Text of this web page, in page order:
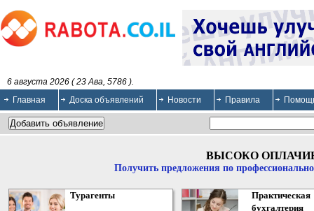
6 августа 2026 ( 23 Ава, 5786 ).
Главная
Доска объявлений Новости Правила
ВЫСОКО
Получить предложения по
Турагенты
Практическая
бухгалтерия